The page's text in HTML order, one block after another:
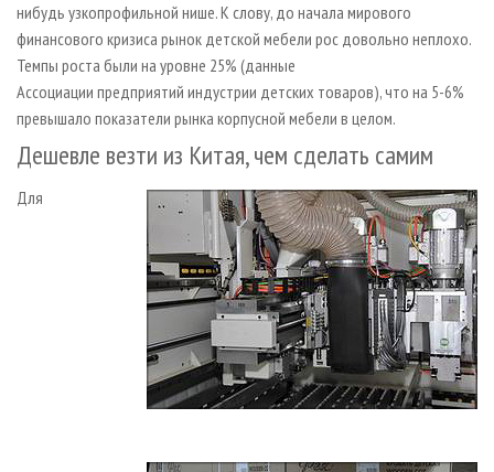
нибудь узкопрофильной нише. К слову, до начала мирового
финансового кризиса рынок детской мебели рос довольно неплохо.
Темпы роста были на уровне 25% (данные
Ассоциации предприятий индустрии детских товаров), что на 5-6%
превышало показатели рынка корпусной мебели в целом.
Дешевле везти из Китая, чем сделать самим
Для